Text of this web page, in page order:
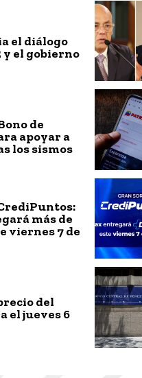
el diálogo
y el gobierno
de
apoyar a
los sismos
más de
viernes 7 de
del
el jueves 6